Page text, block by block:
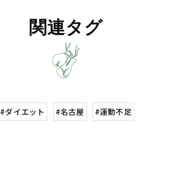
関連タグ
#ダイエット #名古屋 #運動不足